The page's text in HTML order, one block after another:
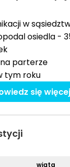
w
osiedla -
parterze
tym roku
się więcej
wiata